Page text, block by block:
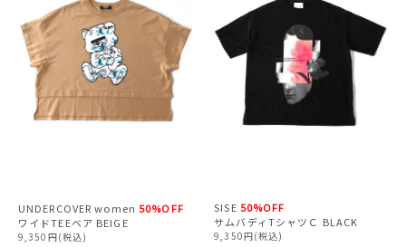
UNDERCOVERwomen50%OFF
ワイドTEEベア BEIGE
9,350円(税込)
SISE 50%OFF
サムバディTシャツＣ BLACK
9,350円(税込)